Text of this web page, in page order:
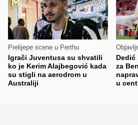
Prelijepe scene u Perthu
Igrači Juventusa su shvatili
ko je Kerim Alajbegović kada
su stigli na aerodrom u
Australiji
Dedić
za
u